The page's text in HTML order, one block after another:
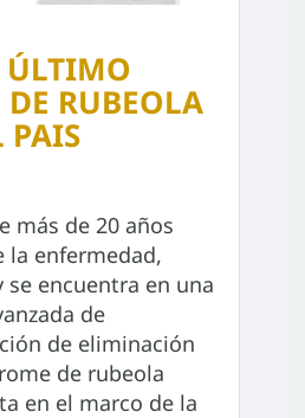
DE RUBEOLA
PAIS
más de 20 años
la enfermedad,
se encuentra en una
de
de eliminación
de rubeola
en el marco de la